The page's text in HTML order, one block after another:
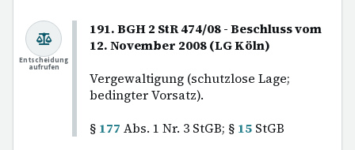
191. BGH 2 StR 474/08 - Beschluss vom
12. November 2008 (LG Köln)
Vergewaltigung (schutzlose Lage;
bedingter Vorsatz).
§ 177 Abs. 1 Nr. 3 StGB; § 15 StGB
Entscheidung
aufrufen